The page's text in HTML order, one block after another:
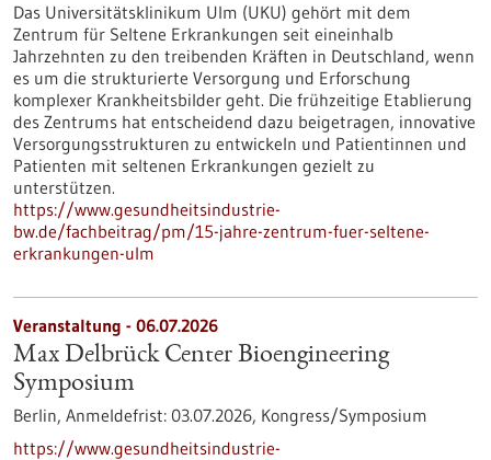
Das Universitätsklinikum Ulm (UKU) gehört mit dem
Zentrum für Seltene Erkrankungen seit eineinhalb
Jahrzehnten zu den treibenden Kräften in Deutschland, wenn
es um die strukturierte Versorgung und Erforschung
komplexer Krankheitsbilder geht. Die frühzeitige Etablierung
des Zentrums hat entscheidend dazu beigetragen, innovative
Versorgungsstrukturen zu entwickeln und Patientinnen und
Patienten mit seltenen Erkrankungen gezielt zu
unterstützen.
https://www.gesundheitsindustrie-
bw.de/fachbeitrag/pm/15-jahre-zentrum-fuer-seltene-
erkrankungen-ulm
Veranstaltung - 06.07.2026
Max Delbrück Center Bioengineering
Symposium
Berlin, Anmeldefrist: 03.07.2026, Kongress/Symposium
https://www.gesundheitsindustrie-